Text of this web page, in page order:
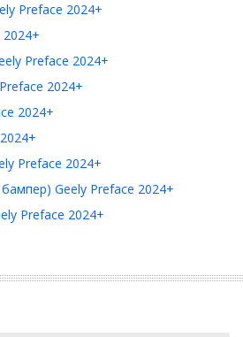
Preface 2024+
2024+
Preface 2024+
2024+
2024+
Preface 2024+
Geely Preface 2024+
Preface 2024+